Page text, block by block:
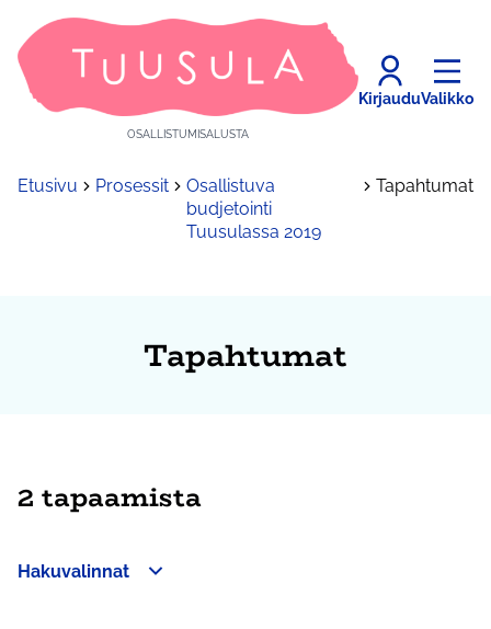
OSALLISTUMISALUSTA
KirjauduValikko
Etusivu Prosessit
Osallistuva
budjetointi
Tuusulassa 2019
Tapahtumat
Tapahtumat
2 tapaamista
Hakuvalinnat